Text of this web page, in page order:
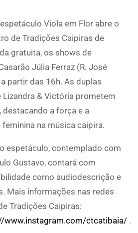
Viola em Flor abre o
de Tradições Caipiras de
gratuita, os shows de
Júlia Ferraz (R. José
partir das 16h. As duplas
Lizandra & Victória prometem
destacando a força e a
na música caipira.
espetáculo, contemplado com
Gustavo, contará com
como audiodescrição e
Mais informações nas redes
Tradições Caipiras:
www.instagram.com/ctcatibaia/ .